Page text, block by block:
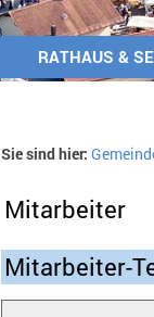
RATHAUS &
Sie sind hier:
Mitarbeiter
Mitarbeiter-